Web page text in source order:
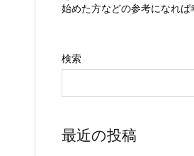
始めた方などの参考になれば
検索
最近の投稿